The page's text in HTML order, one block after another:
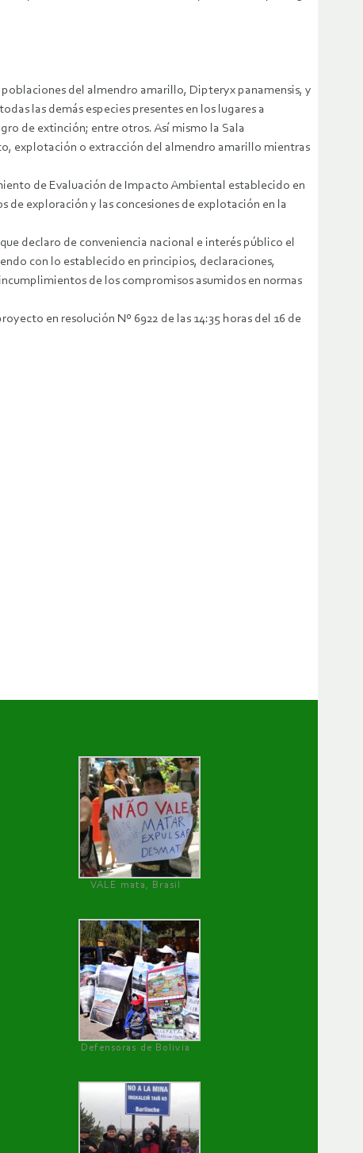
del almendro amarillo, Dipteryx panamensis, y
las demás especies presentes en los lugares a
de extinción; entre otros. Así mismo la Sala
explotación o extracción del almendro amarillo mientras
de Evaluación de Impacto Ambiental establecido en
de exploración y las concesiones de explotación en la
declaro de conveniencia nacional e interés público el
con lo establecido en principios, declaraciones,
de los compromisos asumidos en normas
en resolución Nº 6922 de las 14:35 horas del 16 de
VALE mata, Brasil
Defensoras de Bolivia